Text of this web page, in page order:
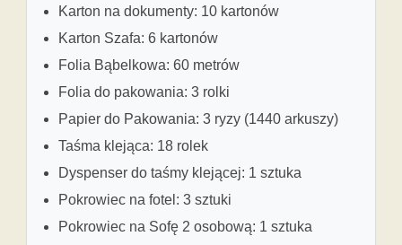
Karton na dokumenty: 10 kartonów
Karton Szafa: 6 kartonów
Folia Bąbelkowa: 60 metrów
Folia do pakowania: 3 rolki
Papier do Pakowania: 3 ryzy (1440 arkuszy)
Taśma klejąca: 18 rolek
Dyspenser do taśmy klejącej: 1 sztuka
Pokrowiec na fotel: 3 sztuki
Pokrowiec na Sofę 2 osobową: 1 sztuka